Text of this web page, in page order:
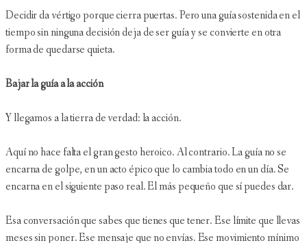
Decidir da vértigo porque cierra puertas. Pero una guía sostenida en el
tiempo sin ninguna decisión deja de ser guía y se convierte en otra
forma de quedarse quieta.
Bajar la guía a la acción
Y llegamos a la tierra de verdad: la acción.
Aquí no hace falta el gran gesto heroico. Al contrario. La guía no se
encarna de golpe, en un acto épico que lo cambia todo en un día. Se
encarna en el siguiente paso real. El más pequeño que sí puedes dar.
Esa conversación que sabes que tienes que tener. Ese límite que llevas
meses sin poner. Ese mensaje que no envías. Ese movimiento mínimo